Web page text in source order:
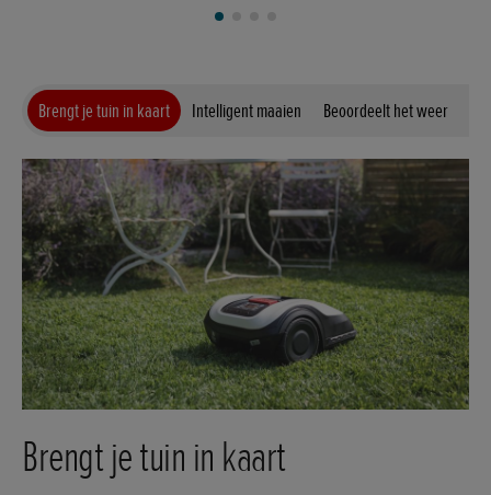
Brengt je tuin in kaart Intelligent maaien Beoordeelt het weer
Brengt je tuin in kaart